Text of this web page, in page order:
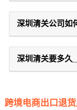
深圳清关公司如
深圳清关要多久
跨境电商出口退